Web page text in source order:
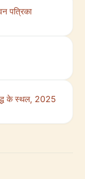
पत्रिका
युद्ध के स्थल, 2025